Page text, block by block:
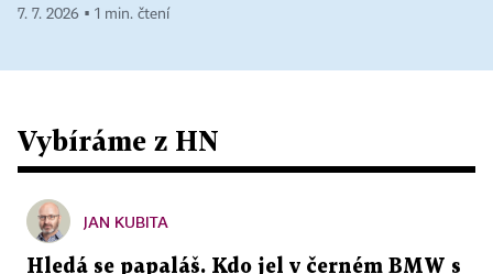
7. 7. 2026 ▪ 1 min. čtení
Vybíráme z HN
JAN KUBITA
Hledá se papaláš. Kdo jel v černém BMW s